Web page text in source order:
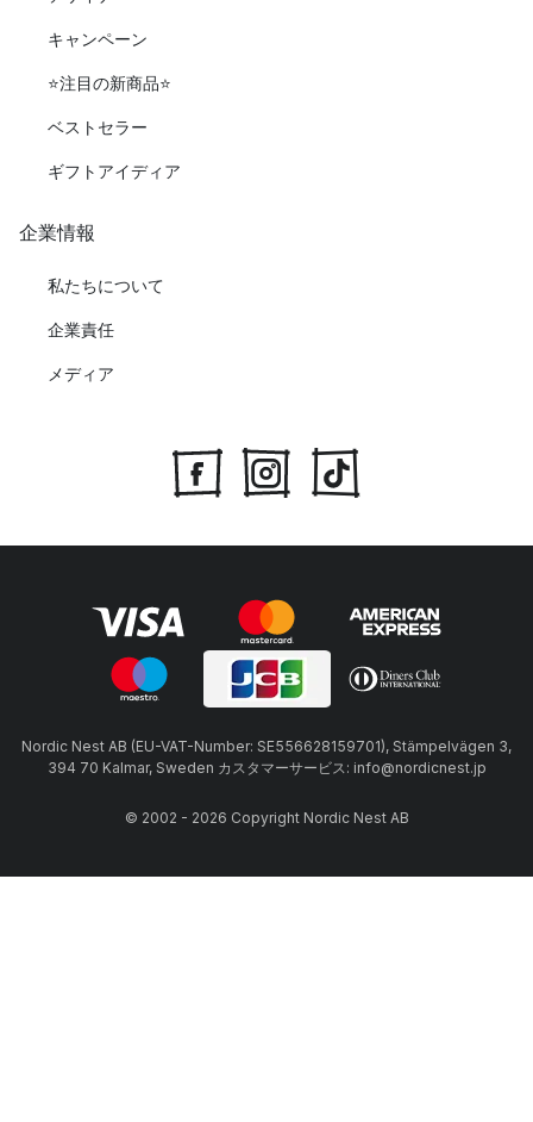
キャンペーン
⭐️注目の新商品⭐️
ベストセラー
ギフトアイディア
企業情報
私たちについて
企業責任
メディア
Nordic Nest AB (EU-VAT-Number: SE556628159701), Stämpelvägen 3,
394 70 Kalmar, Sweden カスタマーサービス: info@nordicnest.jp
© 2002 - 2026 Copyright Nordic Nest AB